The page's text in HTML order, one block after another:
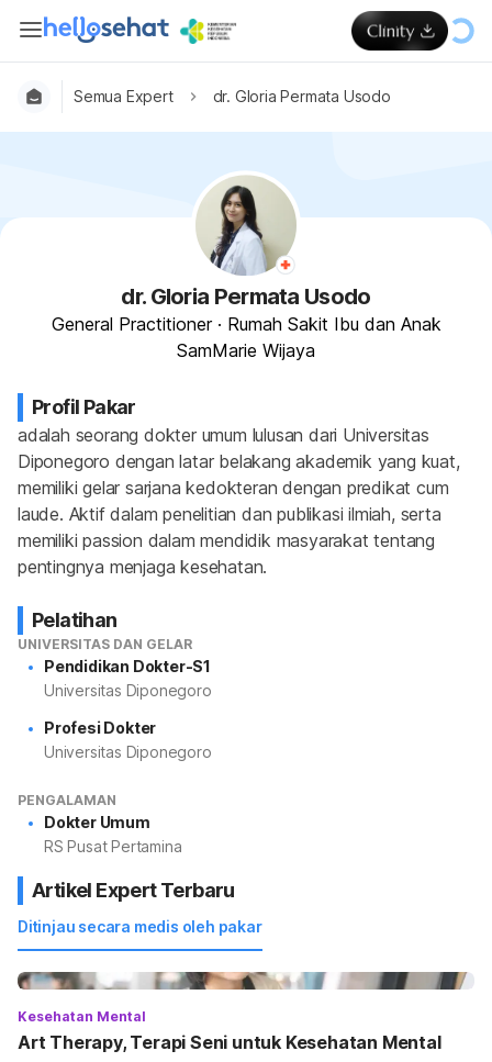
Semua Expert dr. Gloria Permata Usodo
dr. Gloria Permata Usodo
General Practitioner · Rumah Sakit Ibu dan Anak
SamMarie Wijaya
Profil Pakar
adalah seorang dokter umum lulusan dari Universitas
Diponegoro dengan latar belakang akademik yang kuat,
memiliki gelar sarjana kedokteran dengan predikat cum
laude. Aktif dalam penelitian dan publikasi ilmiah, serta
memiliki passion dalam mendidik masyarakat tentang
pentingnya menjaga kesehatan.
Pelatihan
UNIVERSITAS DAN GELAR
Pendidikan Dokter-S1
Universitas Diponegoro
Profesi Dokter
Universitas Diponegoro
PENGALAMAN
Dokter Umum
RS Pusat Pertamina
Artikel Expert Terbaru
Ditinjau secara medis oleh pakar
Kesehatan Mental
Art Therapy, Terapi Seni untuk Kesehatan Mental